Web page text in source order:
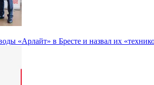
«Арлайт» в Бресте и назвал их